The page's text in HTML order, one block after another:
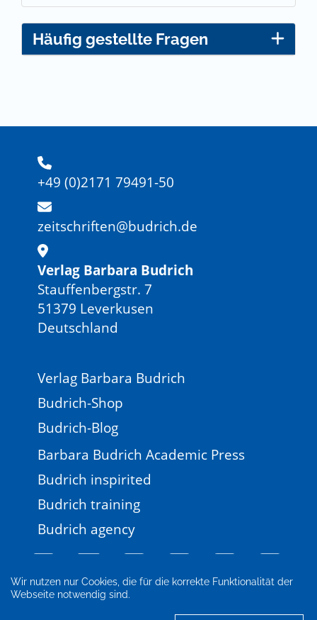
Wir nutzen nur Cookies, die für die korrekte Funktionalität der
Webseite notwendig sind.
Häufig gestellte Fragen
+49 (0)2171 79491-50
zeitschriften@budrich.de
Verlag Barbara Budrich
Stauffenbergstr. 7
51379 Leverkusen
Deutschland
Verlag Barbara Budrich
Budrich-Shop
Budrich-Blog
Barbara Budrich Academic Press
Budrich inspirited
Budrich training
Budrich agency
Impressum